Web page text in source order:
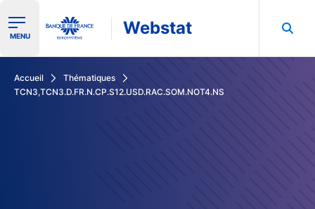
Ouvrir le menu de navigation
MENU Webstat
Accueil
Thématiques
TCN3,TCN3.D.FR.N.CP.S12.USD.RAC.SOM.NOT4.NS